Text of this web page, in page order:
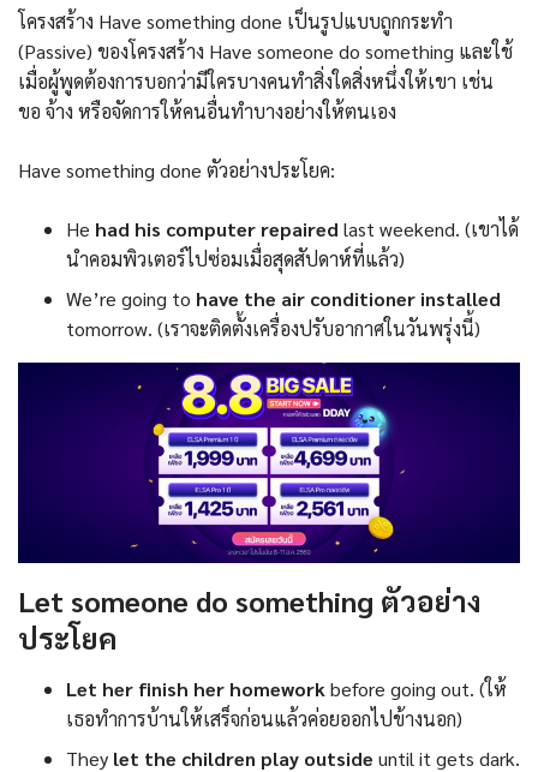
โครงสร้าง Have something done เป็นรูปแบบถูกกระทำ
(Passive) ของโครงสร้าง Have someone do something และใช้
เมื่อผู้พูดต้องการบอกว่ามีใครบางคนทำสิ่งใดสิ่งหนึ่งให้เขา เช่น
ขอ จ้าง หรือจัดการให้คนอื่นทำบางอย่างให้ตนเอง
Have something done ตัวอย่างประโยค:
He had his computer repaired last weekend. (เขาได้
นำคอมพิวเตอร์ไปซ่อมเมื่อสุดสัปดาห์ที่แล้ว)
We’re going to have the air conditioner installed
tomorrow. (เราจะติดตั้งเครื่องปรับอากาศในวันพรุ่งนี้)
Let someone do something ตัวอย่าง
ประโยค
Let her finish her homework before going out. (ให้
เธอทำการบ้านให้เสร็จก่อนแล้วค่อยออกไปข้างนอก)
They let the children play outside until it gets dark.